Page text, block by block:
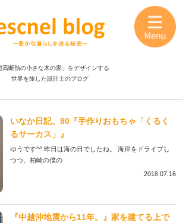
高断熱の小さな木の家」をデザインする
世界を旅した設計士のブログ
いなか日記。90『手作りおもちゃ「くるく
るサーカス」』
ゆうです^^ 昨日は海の日でしたね。 海岸をドライブし
つつ、柏崎の僕の
2018.07.16
『中越沖地震から11年。』家を建てる上で